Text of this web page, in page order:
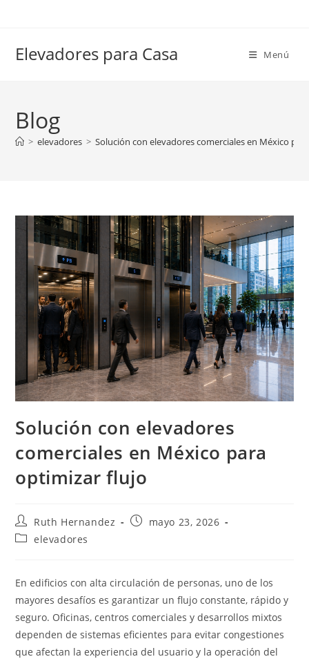
Elevadores para Casa Menú
Blog
> elevadores > Solución con elevadores comerciales en México
Solución con elevadores
comerciales en México para
optimizar flujo
Autor
de
la
Ruth Hernandez
Publicación
mayo 23, 2026
Categoría
entrada:
elevadores
En edificios con alta circulación de personas, uno de los
mayores desafíos es garantizar un flujo constante, rápido y
seguro. Oficinas, centros comerciales y desarrollos mixtos
dependen de sistemas eficientes para evitar congestiones
que afectan la experiencia del usuario y la operación del